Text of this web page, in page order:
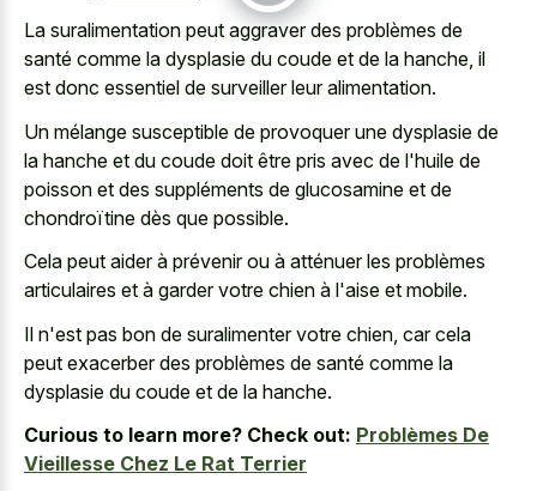
La suralimentation peut aggraver des problèmes de
santé comme la dysplasie du coude et de la hanche, il
est donc essentiel de surveiller leur alimentation.
Un mélange susceptible de provoquer une dysplasie de
la hanche et du coude doit être pris avec de l'huile de
poisson et des suppléments de glucosamine et de
chondroïtine dès que possible.
Cela peut aider à prévenir ou à atténuer les problèmes
articulaires et à garder votre chien à l'aise et mobile.
Il n'est pas bon de suralimenter votre chien, car cela
peut exacerber des problèmes de santé comme la
dysplasie du coude et de la hanche.
Curious to learn more? Check out: Problèmes De
Vieillesse Chez Le Rat Terrier